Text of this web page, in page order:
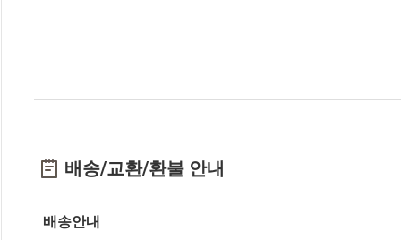
배송/교환/환불 안내
배송안내